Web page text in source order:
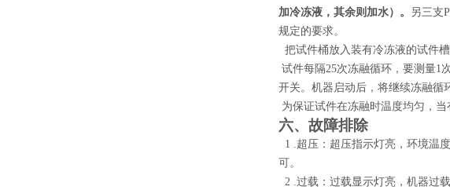
加冷冻液，其余则加水）。
另三支
规定的要求。
把试件桶放入装有冷冻液的试件
试件每隔25次冻融循环，要测量1
开关。机器启动后，将继续冻融循
为保证试件在冻融时温度均匀，
六、 故障排除
1 .超压：超压指示灯亮，环境温
可。
2 .过载：过载显示灯亮，机器过